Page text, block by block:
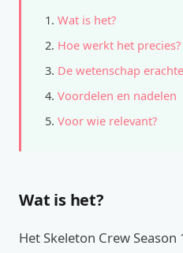
Wat is het?
Hoe werkt het precies?
De wetenschap
Voordelen en nadelen
Voor wie relevant?
Wat is het?
Het Skeleton Crew